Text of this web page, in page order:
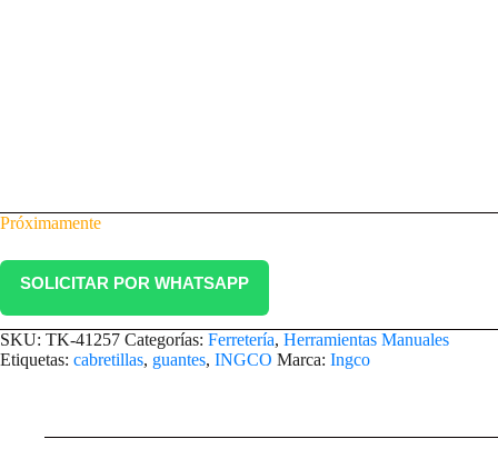
Próximamente
SOLICITAR POR WHATSAPP
SKU: TK-41257 Categorías: Ferretería, Herramientas Manuales
Etiquetas: cabretillas, guantes, INGCO Marca: Ingco